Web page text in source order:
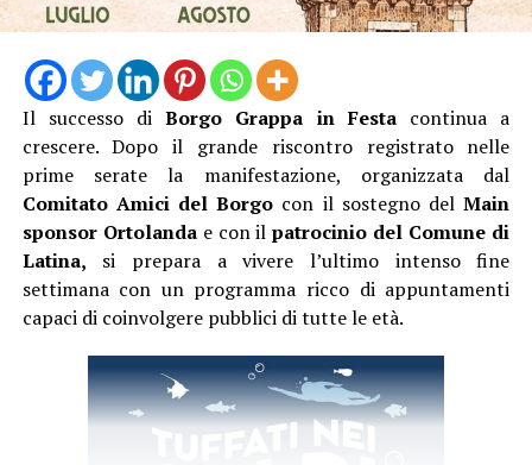
Il successo diBorgo Grappa in Festacontinua a
crescere. Dopo il grande riscontro registrato nelle
prime serate la manifestazione, organizzata dal
Comitato Amici del Borgo con il sostegno delMain
sponsor Ortolandae con ilpatrocinio del Comune di
Latina, si prepara a vivere l’ultimo intenso fine
settimana con un programma ricco di appuntamenti
capaci di coinvolgere pubblici di tutte le età.